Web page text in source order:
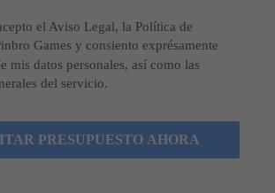
el Aviso Legal, la Política de
Games y consiento exprésamente
mis datos personales, así como las
del servicio.
PRESUPUESTO AHORA